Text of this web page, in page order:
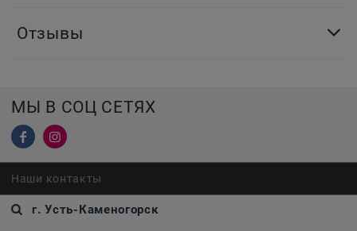
Отзывы
МЫ В СОЦ СЕТЯХ
Наши контакты
г. Усть-Каменогорск